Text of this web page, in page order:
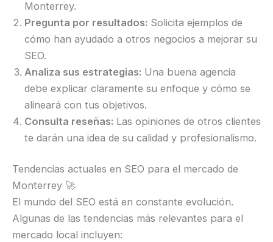
Monterrey.
Pregunta por resultados: Solicita ejemplos de
cómo han ayudado a otros negocios a mejorar su
SEO.
Analiza sus estrategias: Una buena agencia
debe explicar claramente su enfoque y cómo se
alineará con tus objetivos.
Consulta reseñas: Las opiniones de otros clientes
te darán una idea de su calidad y profesionalismo.
Tendencias actuales en SEO para el mercado de
Monterrey 🚀
El mundo del SEO está en constante evolución.
Algunas de las tendencias más relevantes para el
mercado local incluyen: